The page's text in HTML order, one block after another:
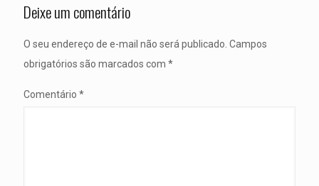
Deixe um comentário
O seu endereço de e-mail não será publicado. Campos
obrigatórios são marcados com *
Comentário *